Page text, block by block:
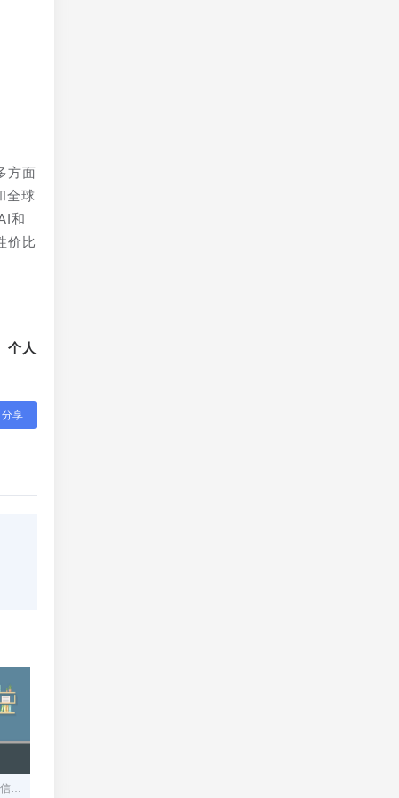
方面
全球
和
价比
个人
分享
翼支付app下载安装官网电信，翼支付app下载安装